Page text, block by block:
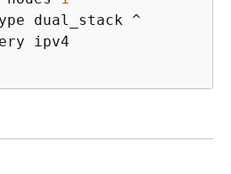
dual_stack ^
ipv4